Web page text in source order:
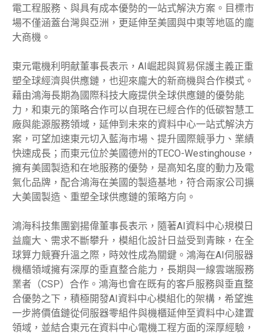
電工程服務、與具有成本優勢的一站式解決方案。目標市
場不僅涵蓋台灣與亞洲，更延伸至美國與中東等地區的龐
大商機。
東元電機利明献董事長表示，AI崛起與貿易保護主義正重
塑全球經濟與供應鏈，也迎來龐大的新商機與合作模式。
藉由鴻海長期為國際科技大廠提供全球供應鏈的優勢能
力，和東元的策略合作可以自現在已經合作的低碳智慧工
廠與能源服務領域，延伸到未來的資料中心一站式解決方
案，可望加速東元切入藍海市場、提升國際競爭力、業績
快速成長；而東元位於美國德州的TECO-Westinghouse，
擁有美國製造和在地服務的優勢，是高知名度的動力及電
氣化品牌，配合鴻海在美國的製造基地，符合兩家公司擴
大美國製造、重塑全球供應鏈的策略方向。
鴻海科技集團劉揚偉董事長表示，隨著AI資料中心規模日
益龐大、需求不斷攀升，模組化設計日益受到青睞，在全
球算力競賽升溫之際，時效性成為關鍵。鴻海在AI伺服器
機櫃領域擁有深厚的垂直整合能力，長期與一線雲端服務
業者（CSP）合作。鴻海也會在既有的客戶服務與垂直整
合優勢之下，積極開發AI資料中心模組化的架構，希望進
一步將價值鏈從伺服器零組件與機櫃延伸至資料中心建置
領域，並結合東元在資料中心電機工程方面的深厚經驗，